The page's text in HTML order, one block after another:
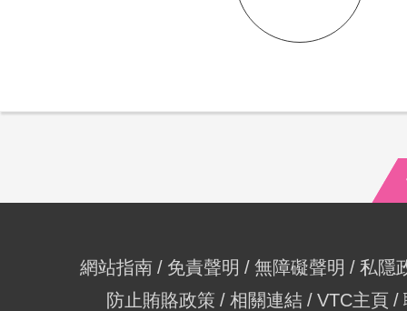
網站指南 免責聲明 無障礙聲明
私隱
防止賄賂政策
相關連結 VTC主頁